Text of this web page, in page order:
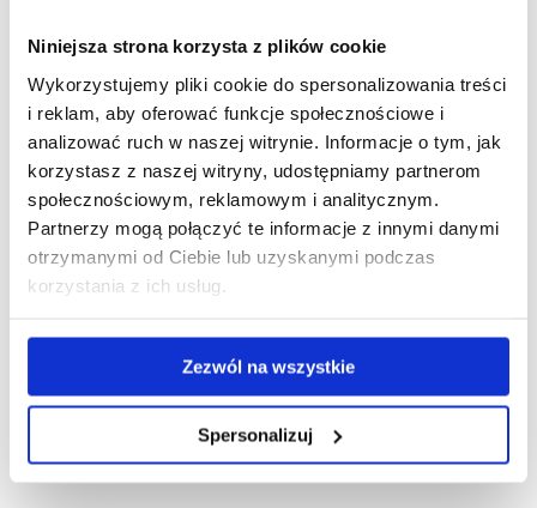
Niniejsza strona korzysta z plików cookie
Wykorzystujemy pliki cookie do spersonalizowania treści
i reklam, aby oferować funkcje społecznościowe i
analizować ruch w naszej witrynie. Informacje o tym, jak
korzystasz z naszej witryny, udostępniamy partnerom
społecznościowym, reklamowym i analitycznym.
Partnerzy mogą połączyć te informacje z innymi danymi
otrzymanymi od Ciebie lub uzyskanymi podczas
korzystania z ich usług.
Zezwól na wszystkie
Spersonalizuj
Uniwersytet Rzeszowski ul. Zelwerowicza 8 b
35-601 Rzeszów
Tel. 177854824
e-mail:swlasnie@ur.edu.pl
dr Edmund Hajduk – skarbnik
Uniwersytet Rzeszowski ul. Zelwerowicza 8 b